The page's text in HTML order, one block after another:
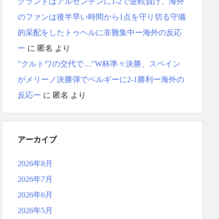
のファンは後半早い時間から1点を守り切る守備
的采配をしたトゥヘルに非難集中ー海外の反応
ー に 匿名 より
”クルトワの交代で…”W杯準々決勝、スペイン
がメリーノ決勝弾でベルギーに2-1勝利ー海外の
反応ー に 匿名 より
アーカイブ
2026年8月
2026年7月
2026年6月
2026年5月